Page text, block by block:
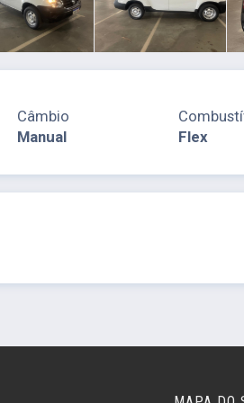
Câmbio
Manual
Flex